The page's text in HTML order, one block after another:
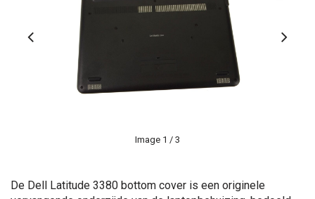
Image 1 / 3
De Dell Latitude 3380 bottom cover is een originele